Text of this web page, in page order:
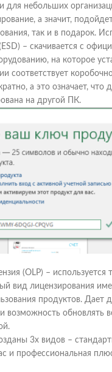
для небольших
а значит,
так и в подарок.
– скачивается с
на которое
соответствует
а это означает, что
на другой ПК.
(OLP) – используется
вид лицензирования
продуктов. Дает
и возможность обновлять
3х видов –
и профессиональная